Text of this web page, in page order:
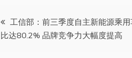
文
章
工信部：前三季度自主新能源乘
比达80.2% 品牌竞争力大幅度提高